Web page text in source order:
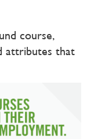
course,
attributes that